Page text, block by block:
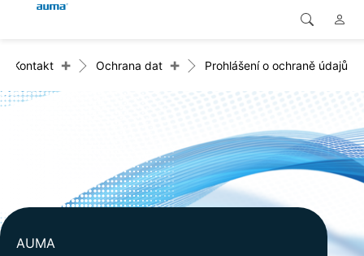
Produkty
Společnost
Global
Asie a Pacifik
Severní Amerika
Vyhledávání
Kontakt + Ochrana dat + Prohlášení o ochraně údajů
AUMA